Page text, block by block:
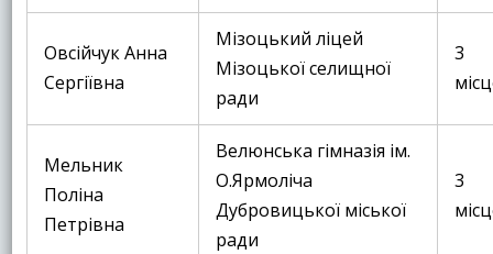
Овсійчук Анна
Сергіївна
Мізоцький ліцей
Мізоцької селищної
ради
3
Мельник
Поліна
Петрівна
Велюнська гімназія ім.
О.Ярмоліча
Дубровицької міської
ради
3